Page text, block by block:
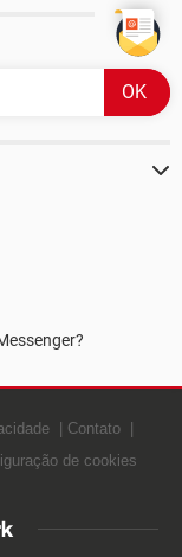
Contato
de cookies